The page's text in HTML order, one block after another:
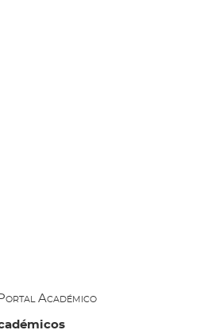
Académico